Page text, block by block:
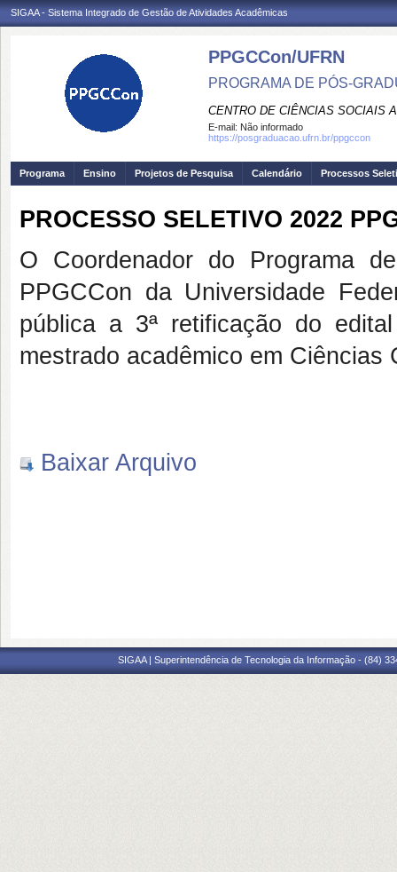
SIGAA - Sistema Integrado de Gestão de Atividades Acadêmicas
PPGCCon/UFRN
PROGRAMA DE PÓS-
CENTRO DE CIÊNCIAS SOCIAIS
E-mail: Não informado
https://posgraduacao.ufrn.br/ppgccon
Programa Ensino Projetos de Pesquisa Calendário Processos
PROCESSO SELETIVO 2022
O Coordenador do Programa
PPGCCon da Universidade
pública a 3ª retificação do
mestrado acadêmico em
Baixar Arquivo
SIGAA | Superintendência de Tecnologia da Informação - (84)